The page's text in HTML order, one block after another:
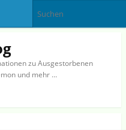
zu Ausgestorbenen
und mehr …